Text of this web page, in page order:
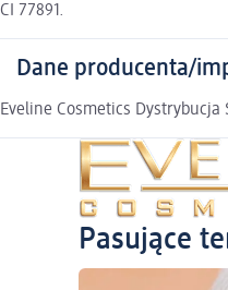
CI 77891.
Dane producenta/
Eveline Cosmetics Dystrybucja
Pasujące